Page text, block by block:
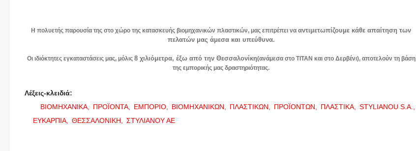
Η πολυετής παρουσία της στο χώρο της κατασκευής βιομηχανικών πλαστικών, μας επιτρέπει νααντιμετωπίζουμε κάθε απαίτηση των
πελατών μας άμεσα και υπεύθυνα.
Οι ιδιόκτητες εγκαταστάσεις μας, μόλις 8 χιλιόμετρα, έξω από την Θεσσαλονίκη(ανάμεσα στο ΤΙΤΑΝ και στο Δερβένι), αποτελούν τη βάση
της εμπορικής μας δραστηριότητας.
Λέξεις-κλειδιά:
ΒΙΟΜΗΧΑΝΙΚΑ,
ΠΡΟΪΟΝΤΑ, ΕΜΠΟΡΙΟ, ΒΙΟΜΗΧΑΝΙΚΩΝ, ΠΛΑΣΤΙΚΩΝ, ΠΡΟΪΟΝΤΩΝ, ΠΛΑΣΤΙΚΑ,
STYLIANOU S.A.,
ΕΥΚΑΡΠΙΑ,
ΘΕΣΣΑΛΟΝΙΚΗ, ΣΤΥΛΙΑΝΟΥ ΑΕ